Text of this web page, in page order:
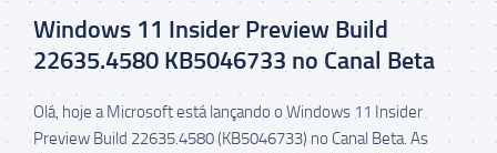
Windows 11 Insider Preview Build
22635.4580 KB5046733 no Canal Beta
Olá, hoje a Microsoft está lançando o Windows 11 Insider
Preview Build 22635.4580 (KB5046733) no Canal Beta. As